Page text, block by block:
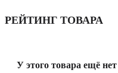
РЕЙТИНГ ТОВАРА
У этого товара ещё